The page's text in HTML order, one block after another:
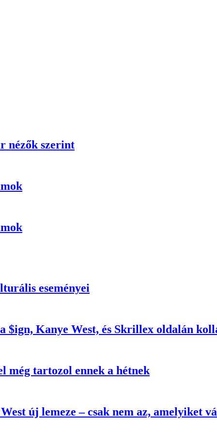
nézők szerint
eseményei
$ign, Kanye West, és Skrillex oldalán
még tartozol ennek a hétnek
új lemeze – csak nem az, amelyiket